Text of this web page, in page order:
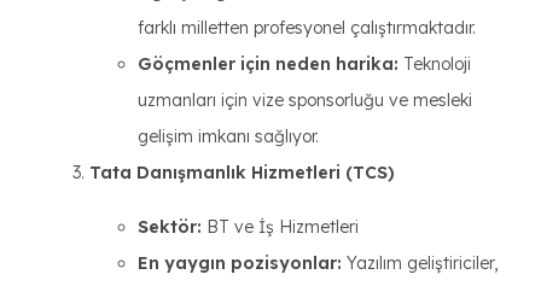
farklı milletten profesyonel çalıştırmaktadır.
Göçmenler için neden harika: Teknoloji
uzmanları için vize sponsorluğu ve mesleki
gelişim imkanı sağlıyor.
Tata Danışmanlık Hizmetleri (TCS)
Sektör: BT ve İş Hizmetleri
En yaygın pozisyonlar: Yazılım geliştiriciler,